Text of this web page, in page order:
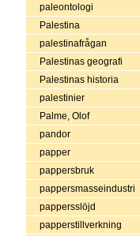
paleontologi
Palestina
palestinafrågan
Palestinas geografi
Palestinas historia
palestinier
Palme, Olof
pandor
papper
pappersbruk
pappersmasseindustri
pappersslöjd
papperstillverkning